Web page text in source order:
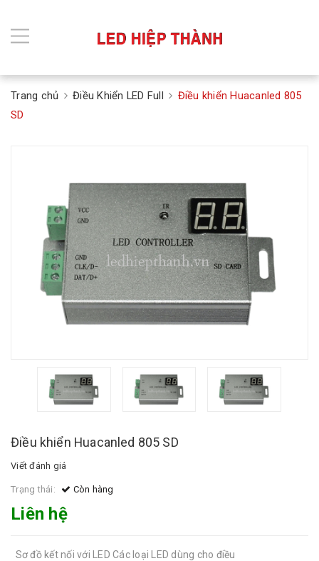
Trang chủ Điều Khiển LED Full
Điều khiển Huacanled 805
SD
Điều khiển Huacanled 805 SD
Viết đánh giá
Trạng thái: Còn hàng
Liên hệ
Sơ đồ kết nối với LED Các loại LED dùng cho điều